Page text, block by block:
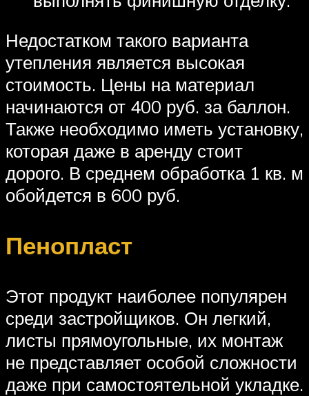
Недостатком такого варианта
утепления является высокая
стоимость. Цены на материал
начинаются от 400 руб. за баллон.
Также необходимо иметь установку,
которая даже в аренду стоит
дорого. В среднем обработка 1 кв. м
обойдется в 600 руб.
Пенопласт
Этот продукт наиболее популярен
среди застройщиков. Он легкий,
листы прямоугольные, их монтаж
не представляет особой сложности
даже при самостоятельной укладке.